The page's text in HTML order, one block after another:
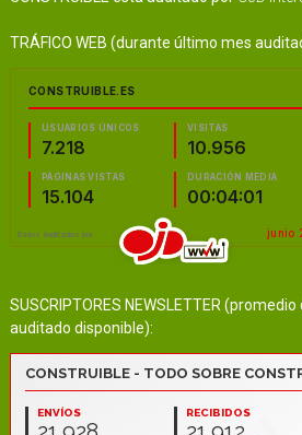
TRÁFICO WEB (durante último mes
SUSCRIPTORES NEWSLETTER
auditado disponible):